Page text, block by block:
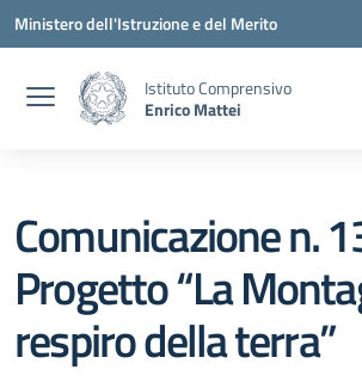
Vai ai contenuti
Vai al menu di navigazione
Vai al footer
Ministero dell'Istruzione e del Merito
Istituto Comprensivo
Enrico Mattei
Comunicazione n.
Progetto “La
respiro della terra”